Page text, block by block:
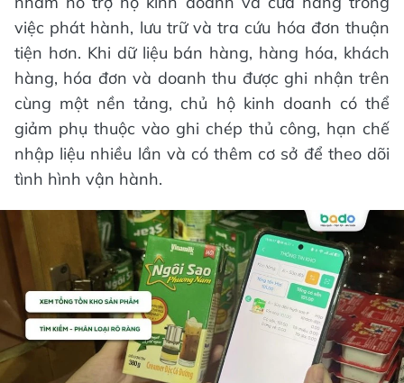
việc phát hành, lưu trữ và tra cứu hóa đơn thuận
tiện hơn. Khi dữ liệu bán hàng, hàng hóa, khách
hàng, hóa đơn và doanh thu được ghi nhận trên
cùng một nền tảng, chủ hộ kinh doanh có thể
giảm phụ thuộc vào ghi chép thủ công, hạn chế
nhập liệu nhiều lần và có thêm cơ sở để theo dõi
tình hình vận hành.